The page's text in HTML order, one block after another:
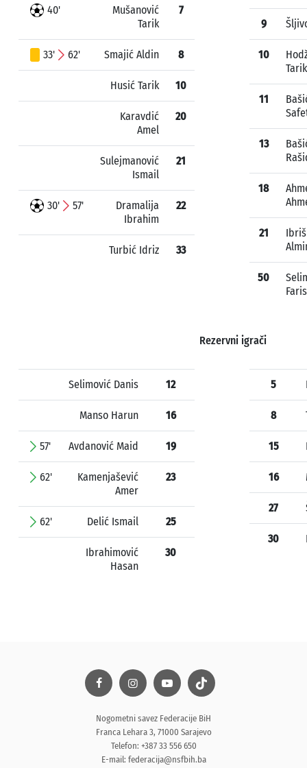
40'
Mušanović
Tarik
7
33' 62' Smajić Aldin 8
Husić Tarik 10
Karavdić
Amel
20
Sulejmanović
Ismail
21
30' 57'
Dramalija
Ibrahim
22
Turbić Idriz 33
9
10
Tarik
11
13
18
21
50
Faris
Rezervni igrači
Selimović Danis 12
Manso Harun 16
57' Avdanović Maid 19
62'
Kamenjašević
Amer
23
62' Delić Ismail 25
Ibrahimović
Hasan
30
5
8
15
16
27
30
Nogometni savez Federacije BiH
Franca Lehara 3, 71000 Sarajevo
Telefon: +387 33 556 650
E-mail: federacija@nsfbih.ba